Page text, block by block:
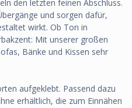
den letzten feinen Abschluss.
und sorgen dafür,
wirkt. Ob Ton in
Mit unserer großen
Bänke und Kissen sehr
aufgeklebt. Passend dazu
erhältlich, die zum Einnähen